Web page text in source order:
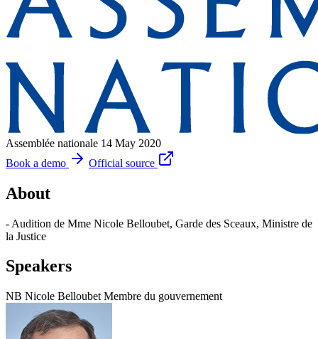
Assemblée nationale 14 May 2020
Book a demo
Official source
About
- Audition de Mme Nicole Belloubet, Garde des Sceaux, Ministre de
la Justice
Speakers
NB Nicole Belloubet Membre du gouvernement